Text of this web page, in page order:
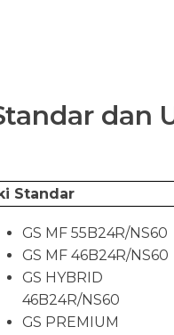
dan
Standar
GS MF 55B24R/NS60
GS MF 46B24R/NS60
GS HYBRID
46B24R/NS60
GS PREMIUM